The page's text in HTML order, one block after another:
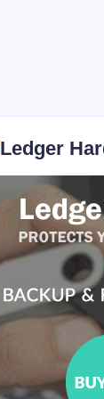
Ledger